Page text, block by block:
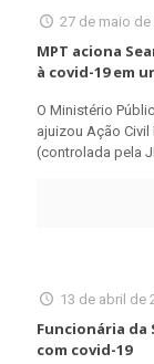
27 de maio de
MPT aciona
à covid-19 em
O Ministério
ajuizou Ação Civil
(controlada pela
13 de abril de
Funcionária da
com covid-19